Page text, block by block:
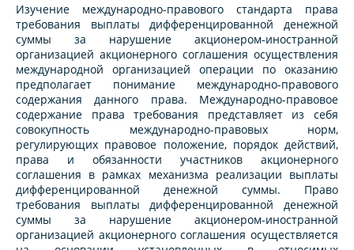
Изучение международно-правового стандарта права
требования выплаты дифференцированной денежной
суммы за нарушение акционером-иностранной
организацией акционерного соглашения осуществления
международной организацией операции по оказанию
предполагает понимание международно-правового
содержания данного права. Международно-правовое
содержание права требования представляет из себя
совокупность международно-правовых норм,
регулирующих правовое положение, порядок действий,
права и обязанности участников акционерного
соглашения в рамках механизма реализации выплаты
дифференцированной денежной суммы. Право
требования выплаты дифференцированной денежной
суммы за нарушение акционером-иностранной
организацией акционерного соглашения осуществляется